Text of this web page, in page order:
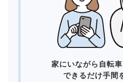
家にいながら自転車
できるだけ手間